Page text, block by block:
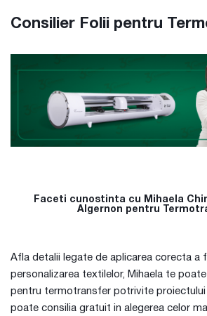
Consilier Folii pentru
Faceti cunostinta cu Mihaela
Algernon pentru
Afla detalii legate de aplicarea corecta a
personalizarea textilelor, Mihaela te
pentru termotransfer potrivite proiectului
poate consilia gratuit in alegerea celor